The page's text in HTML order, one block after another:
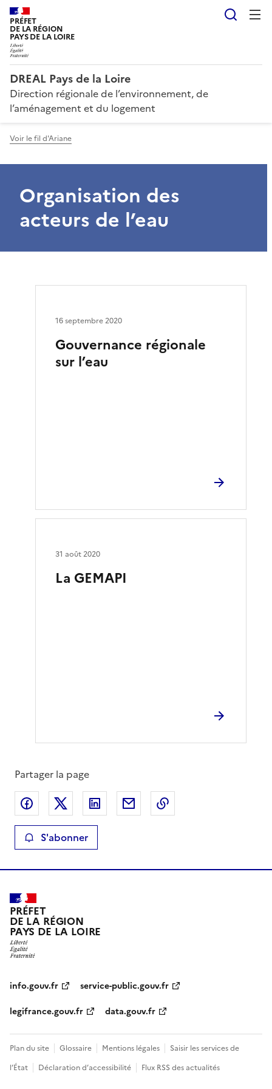
PRÉFET
DE LA RÉGION
PAYS DE LA LOIRE
DREAL Pays de la Loire
Direction régionale de l’environnement, de
l’aménagement et du logement
Voir le fil d'Ariane
Organisation des
acteurs de l’eau
Gouvernance régionale
sur l’eau
16 septembre 2020
La GEMAPI
31 août 2020
Partager la page
Partager sur Facebook
Partager sur XPartager sur LinkedIn
Partager par email
S'abonner
PRÉFET
DE LA RÉGION
PAYS DE LA LOIRE
info.gouv.fr
service-public.gouv.fr
legifrance.gouv.fr
data.gouv.fr
Plan du site Glossaire Mentions légales
Saisir les services de
l’État
Déclaration d’accessibilité Flux RSS des actualités